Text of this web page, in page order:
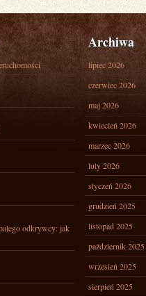
odkrywcy: jak
Archiwa
lipiec 2026
czerwiec 2026
maj 2026
kwiecień 2026
marzec 2026
luty 2026
styczeń 2026
grudzień 2025
listopad 2025
październik 2025
wrzesień 2025
sierpień 2025